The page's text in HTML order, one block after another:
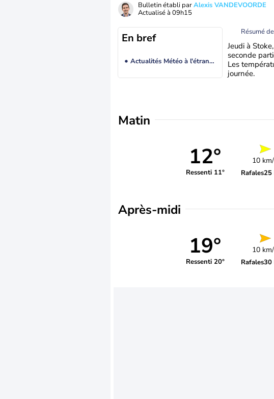
Bulletin établi parAlexis VANDEVOORDE
Actualisé à 09h15
En bref
Actualités Météo à l'étranger
Résumé
Jeudi à
seconde
Les
journée.
Matin
12°
Ressenti 11°
10
Rafales25
Après-midi
19°
Ressenti 20°
10
Rafales30